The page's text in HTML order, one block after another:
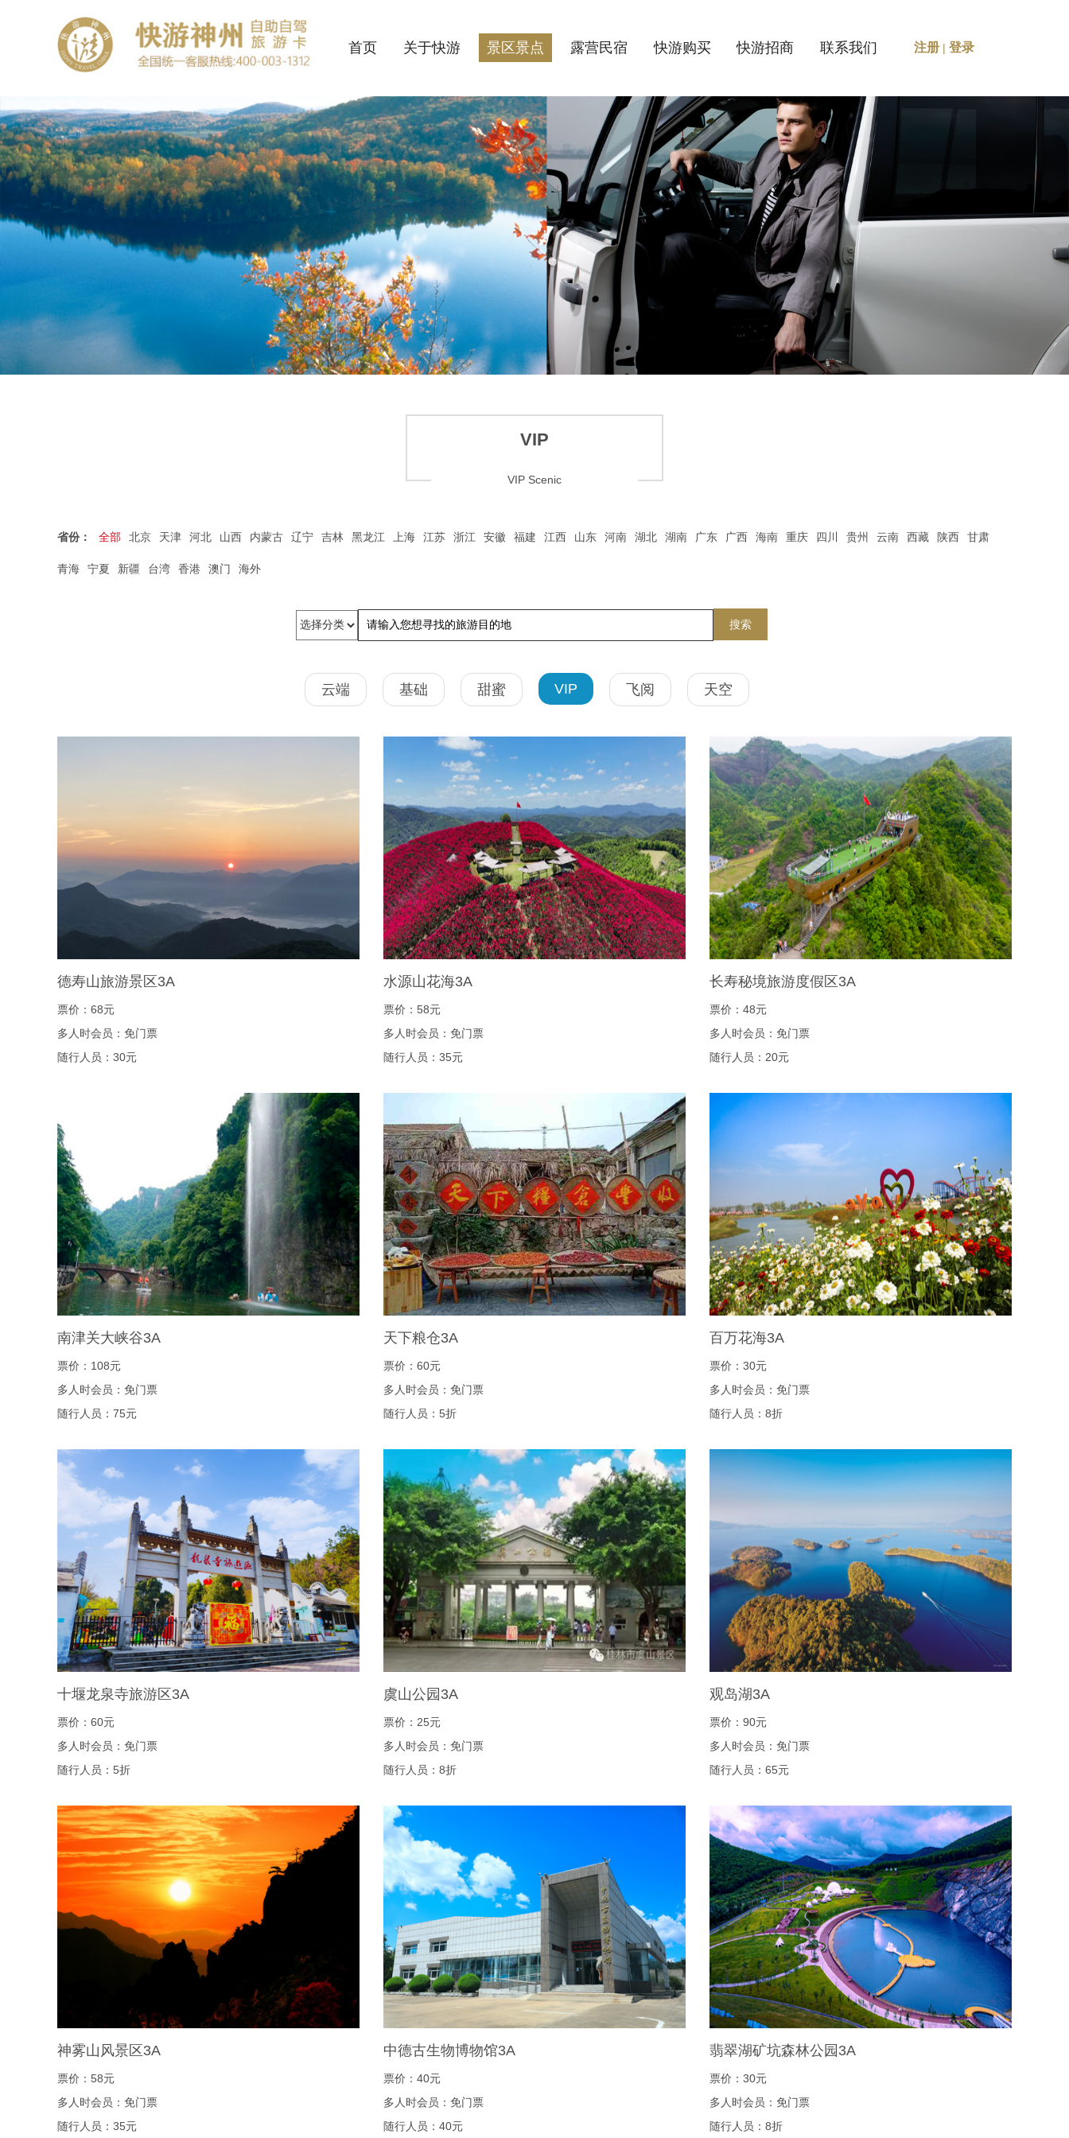
首页 关于快游 景区景点 露营民宿 快游购买 快游招商 联系我们 注册 | 登录
VIP
VIP Scenic
省份： 全部 北京 天津 河北 山西 内蒙古 辽宁 吉林 黑龙江 上海 江苏 浙江 安徽 福建 江西 山东 河南 湖北 湖南 广东 广西 海南 重庆 四川 贵州 云南 西藏 陕西 甘肃
青海 宁夏 新疆 台湾 香港 澳门 海外
搜索
云端 基础 甜蜜 VIP 飞阅 天空
德寿山旅游景区3A
票价：68元
多人时会员：免门票
随行人员：30元
水源山花海3A
票价：58元
多人时会员：免门票
随行人员：35元
长寿秘境旅游度假区3A
票价：48元
多人时会员：免门票
随行人员：20元
南津关大峡谷3A
票价：108元
多人时会员：免门票
随行人员：75元
天下粮仓3A
票价：60元
多人时会员：免门票
随行人员：5折
百万花海3A
票价：30元
多人时会员：免门票
随行人员：8折
十堰龙泉寺旅游区3A
票价：60元
多人时会员：免门票
随行人员：5折
虞山公园3A
票价：25元
多人时会员：免门票
随行人员：8折
观岛湖3A
票价：90元
多人时会员：免门票
随行人员：65元
神雾山风景区3A
票价：58元
多人时会员：免门票
随行人员：35元
中德古生物博物馆3A
票价：40元
多人时会员：免门票
随行人员：40元
翡翠湖矿坑森林公园3A
票价：30元
多人时会员：免门票
随行人员：8折